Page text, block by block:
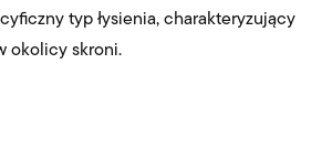
typ łysienia, charakteryzujący
okolicy skroni.